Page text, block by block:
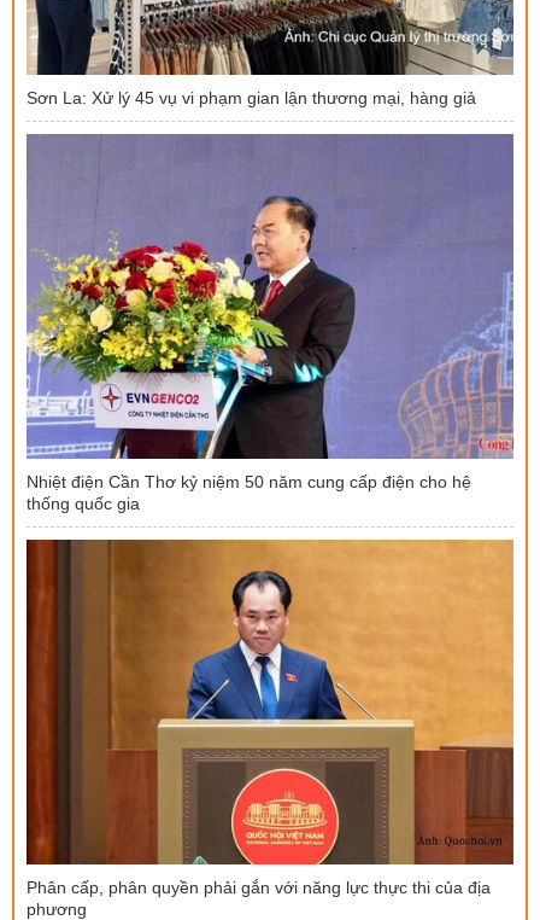
Sơn La: Xử lý 45 vụ vi phạm gian lận thương mại, hàng giả
Nhiệt điện Cần Thơ kỷ niệm 50 năm cung cấp điện cho hệ
thống quốc gia
Phân cấp, phân quyền phải gắn với năng lực thực thi của địa
phương